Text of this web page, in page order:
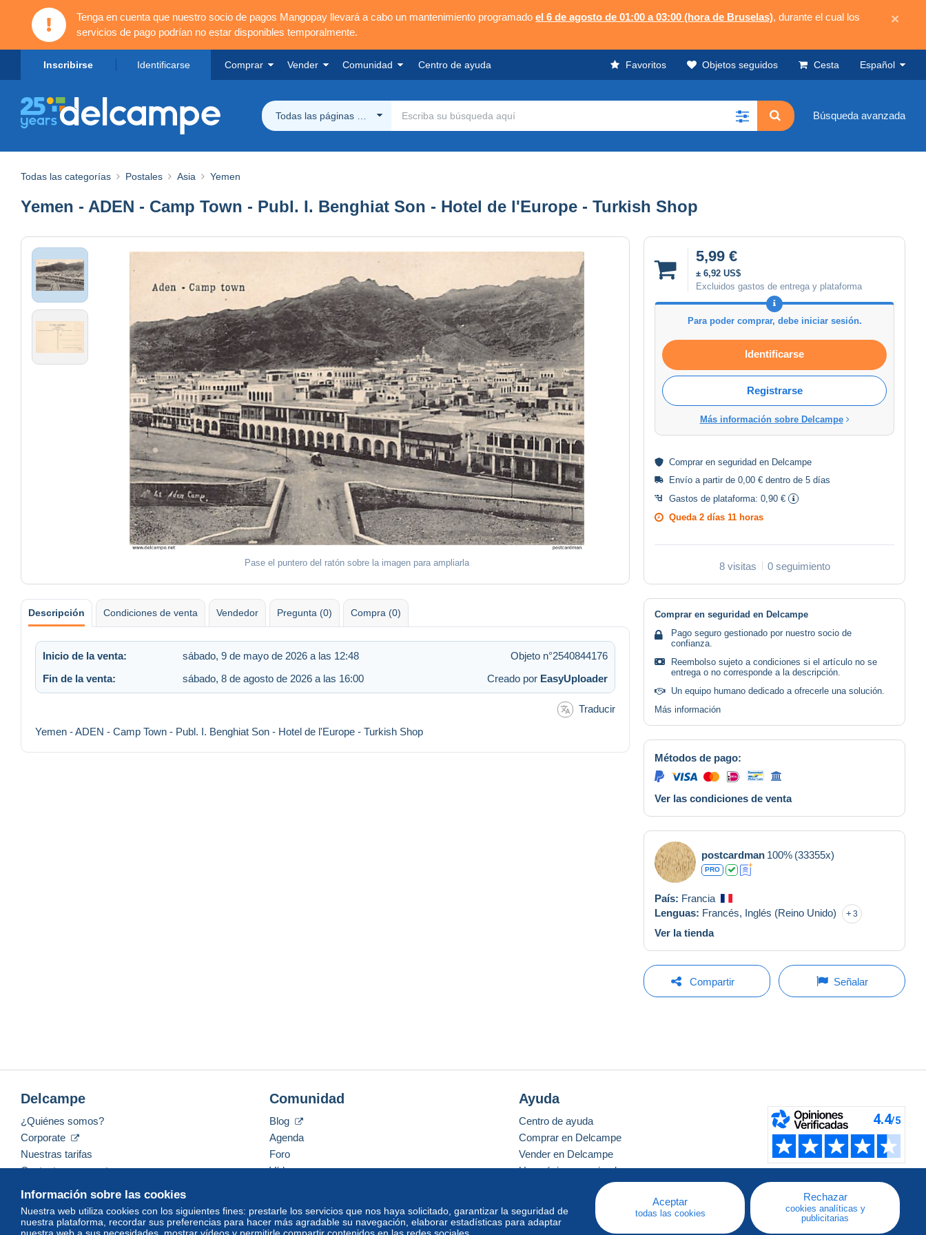
Tenga en cuenta que nuestro socio de pagos Mangopay llevará a cabo un mantenimiento programado el 6 de agosto de 01:00 a 03:00 (hora de Bruselas), durante el cual los
servicios de pago podrían no estar disponibles temporalmente.
×
Inscribirse Identificarse Comprar Vender Comunidad Centro de ayuda Favoritos Objetos seguidos Cesta Español
Todas las páginas Delcampe Búsqueda avanzada
Todas las categorías Postales Asia Yemen
Yemen - ADEN - Camp Town - Publ. I. Benghiat Son - Hotel de l'Europe - Turkish Shop
Pase el puntero del ratón sobre la imagen para ampliarla
5,99 €
± 6,92 US$
Excluidos gastos de entrega y plataforma
Para poder comprar, debe iniciar sesión.
Identificarse
Registrarse
Más información sobre Delcampe
Comprar en seguridad en Delcampe
Envío a partir de 0,00 € dentro de 5 días
Gastos de plataforma: 0,90 €
Queda 2 días 11 horas
8 visitas 0 seguimiento
Descripción Condiciones de venta Vendedor Pregunta (0) Compra (0)
Inicio de la venta: sábado, 9 de mayo de 2026 a las 12:48
Objeto n°2540844176
Fin de la venta:
sábado, 8 de agosto de 2026 a las 16:00 Creado por EasyUploader
Traducir
Yemen - ADEN - Camp Town - Publ. I. Benghiat Son - Hotel de l'Europe - Turkish Shop
Comprar en seguridad en Delcampe
Pago seguro gestionado por nuestro socio de
confianza.
Reembolso sujeto a condiciones si el artículo no se
entrega o no corresponde a la descripción.
Un equipo humano dedicado a ofrecerle una solución.
Más información
Métodos de pago:
Ver las condiciones de venta
postcardman 100% (33355x)
PRO
País: Francia
Lenguas: Francés, Inglés (Reino Unido) 3
Ver la tienda
Compartir Señalar
Información sobre las cookies
Nuestra web utiliza cookies con los siguientes fines: prestarle los servicios que nos haya solicitado, garantizar la seguridad de
nuestra plataforma, recordar sus preferencias para hacer más agradable su navegación, elaborar estadísticas para adaptar
nuestra web a sus necesidades, mostrar vídeos y permitirle compartir contenidos en las redes sociales.
Aceptar
todas las cookies
Rechazar
cookies analíticas y
publicitarias
Delcampe
¿Quiénes somos?
Corporate
Nuestras tarifas
Contacte con nosotros
Comunidad
Blog
Agenda
Foro
Vídeos
Ayuda
Centro de ayuda
Comprar en Delcampe
Vender en Delcampe
Una página securizada
Español USD America/Indiana/Vevay Modo estándar